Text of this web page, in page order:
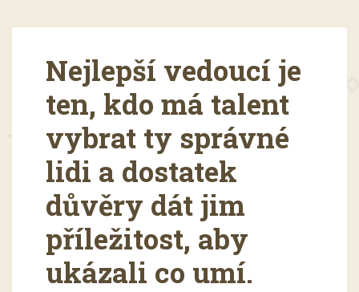
Nejlepší vedoucí je
ten, kdo má talent
vybrat ty správné
lidi a dostatek
důvěry dát jim
příležitost, aby
ukázali co umí.